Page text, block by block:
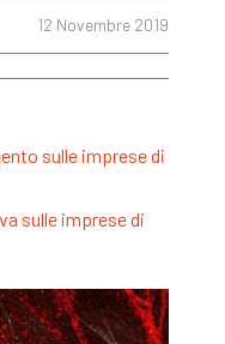
12 Novembre 2019
sulle imprese di
sulle imprese di